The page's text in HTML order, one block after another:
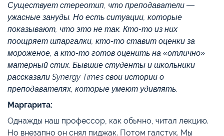
Существует стереотип, что преподаватели —
ужасные зануды. Но есть ситуации, которые
показывают, что это не так. Кто-то из них
поощряет шпаргалки, кто-то ставит оценки за
мороженое, а кто-то готов оценить на «отлично»
матерный стих. Бывшие студенты и школьники
рассказали Synergy Times свои истории о
преподавателях, которые умеют удивлять.
Маргарита:
Однажды наш профессор, как обычно, читал лекцию.
Но внезапно он снял пиджак. Потом галстук. Мы